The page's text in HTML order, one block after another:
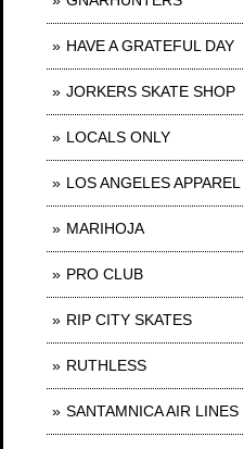
HAVE A GRATEFUL DAY
JORKERS SKATE SHOP
LOCALS ONLY
LOS ANGELES APPAREL
MARIHOJA
PRO CLUB
RIP CITY SKATES
RUTHLESS
SANTAMNICA AIR LINES